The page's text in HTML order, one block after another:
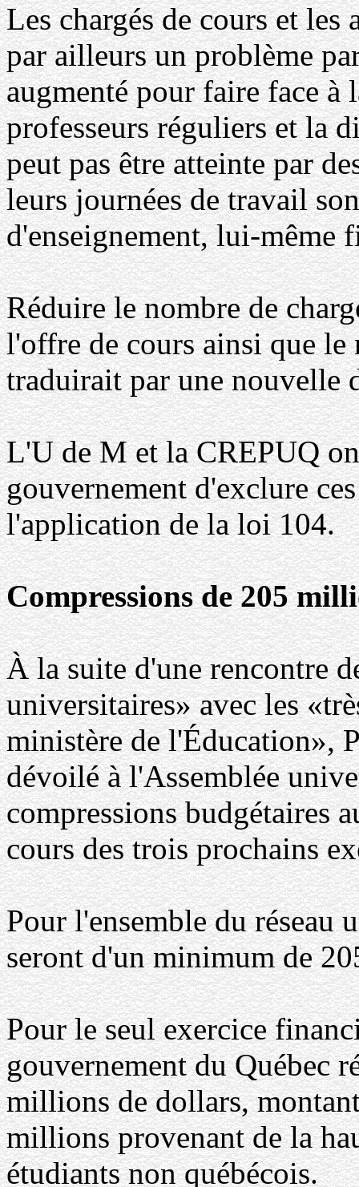
Les chargés de cours et
par ailleurs un problème
augmenté pour faire face à
professeurs réguliers et la
peut pas être atteinte par
leurs journées de travail
d'enseignement, lui-même
Réduire le nombre de
l'offre de cours ainsi que
traduirait par une nouvelle
L'U de M et la CREPUQ
gouvernement d'exclure
l'application de la loi 104.
Compressions de 205
À la suite d'une rencontre
universitaires» avec les
ministère de l'Éducation»,
dévoilé à l'Assemblée
compressions budgétaires
cours des trois prochains
Pour l'ensemble du réseau
seront d'un minimum de
Pour le seul exercice
gouvernement du Québec
millions de dollars,
millions provenant de la
étudiants non québécois.